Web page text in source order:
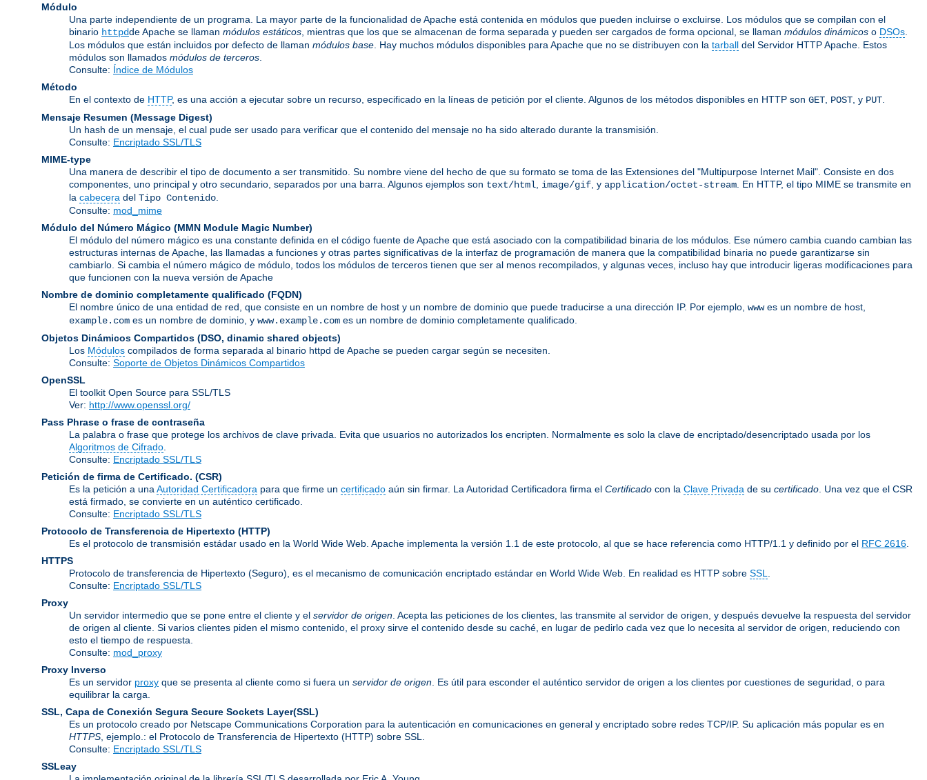
Módulo
Una parte independiente de un programa. La mayor parte de la funcionalidad de Apache está contenida en módulos que pueden incluirse o excluirse. Los módulos que se compilan con el
binario httpdde Apache se llaman módulos estáticos , mientras que los que se almacenan de forma separada y pueden ser cargados de forma opcional, se llaman módulos dinámicos o DSOs
Los módulos que están incluidos por defecto de llaman módulos base . Hay muchos módulos disponibles para Apache que no se distribuyen con la tarball del Servidor HTTP Apache. Estos
módulos son llamados módulos de terceros
Consulte: Índice de Módulos
Método
En el contexto de HTTP, es una acción a ejecutar sobre un recurso, especificado en la líneas de petición por el cliente. Algunos de los métodos disponibles en HTTP son GET POST , y PUT
Mensaje Resumen (Message Digest)
Un hash de un mensaje, el cual pude ser usado para verificar que el contenido del mensaje no ha sido alterado durante la transmisión.
Consulte: Encriptado SSL/TLS
MIME-type
Una manera de describir el tipo de documento a ser transmitido. Su nombre viene del hecho de que su formato se toma de las Extensiones del "Multipurpose Internet Mail". Consiste en dos
componentes, uno principal y otro secundario, separados por una barra. Algunos ejemplos son text/html image/gif , y application/octet-stream . En HTTP, el tipo MIME se transmite en
la cabecera del Tipo Contenido
Consulte: mod_mime
Módulo del Número Mágico (MMN Module Magic Number)
El módulo del número mágico es una constante definida en el código fuente de Apache que está asociado con la compatibilidad binaria de los módulos. Ese número cambia cuando cambian las
estructuras internas de Apache, las llamadas a funciones y otras partes significativas de la interfaz de programación de manera que la compatibilidad binaria no puede garantizarse sin
cambiarlo. Si cambia el número mágico de módulo, todos los módulos de terceros tienen que ser al menos recompilados, y algunas veces, incluso hay que introducir ligeras modificaciones para
que funcionen con la nueva versión de Apache
Nombre de dominio completamente qualificado (FQDN)
El nombre único de una entidad de red, que consiste en un nombre de host y un nombre de dominio que puede traducirse a una dirección IP. Por ejemplo, wwwes un nombre de host,
example.com es un nombre de dominio, y www.example.com es un nombre de dominio completamente qualificado.
Objetos Dinámicos Compartidos (DSO, dinamic shared objects)
Los Módulos compilados de forma separada al binario httpd de Apache se pueden cargar según se necesiten.
Consulte: Soporte de Objetos Dinámicos Compartidos
OpenSSL
El toolkit Open Source para SSL/TLS
Ver: http://www.openssl.org/
Pass Phrase o frase de contraseña
La palabra o frase que protege los archivos de clave privada. Evita que usuarios no autorizados los encripten. Normalmente es solo la clave de encriptado/desencriptado usada por los
Algoritmos de Cifrado
Consulte: Encriptado SSL/TLS
Petición de firma de Certificado. (CSR)
Es la petición a una Autoridad Certificadora para que firme un certificado aún sin firmar. La Autoridad Certificadora firma el Certificado con la Clave Privada de su certificado . Una vez que el CSR
está firmado, se convierte en un auténtico certificado.
Consulte: Encriptado SSL/TLS
Protocolo de Transferencia de Hipertexto (HTTP)
Es el protocolo de transmisión estádar usado en la World Wide Web. Apache implementa la versión 1.1 de este protocolo, al que se hace referencia como HTTP/1.1 y definido por el RFC 2616
HTTPS
Protocolo de transferencia de Hipertexto (Seguro), es el mecanismo de comunicación encriptado estándar en World Wide Web. En realidad es HTTP sobre SSL
Consulte: Encriptado SSL/TLS
Proxy
Un servidor intermedio que se pone entre el cliente y el servidor de origen . Acepta las peticiones de los clientes, las transmite al servidor de origen, y después devuelve la respuesta del servidor
de origen al cliente. Si varios clientes piden el mismo contenido, el proxy sirve el contenido desde su caché, en lugar de pedirlo cada vez que lo necesita al servidor de origen, reduciendo con
esto el tiempo de respuesta.
Consulte: mod_proxy
Proxy Inverso
Es un servidor proxy que se presenta al cliente como si fuera un servidor de origen . Es útil para esconder el auténtico servidor de origen a los clientes por cuestiones de seguridad, o para
equilibrar la carga.
SSL, Capa de Conexión Segura Secure Sockets Layer(SSL)
Es un protocolo creado por Netscape Communications Corporation para la autenticación en comunicaciones en general y encriptado sobre redes TCP/IP. Su aplicación más popular es en
HTTPS , ejemplo.: el Protocolo de Transferencia de Hipertexto (HTTP) sobre SSL.
Consulte: Encriptado SSL/TLS
SSLeay